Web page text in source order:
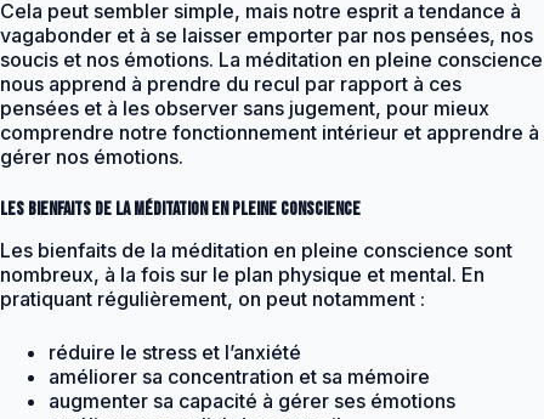
Cela peut sembler simple, mais notre esprit a tendance à
vagabonder et à se laisser emporter par nos pensées, nos
soucis et nos émotions. La méditation en pleine conscience
nous apprend à prendre du recul par rapport à ces
pensées et à les observer sans jugement, pour mieux
comprendre notre fonctionnement intérieur et apprendre à
gérer nos émotions.
Les bienfaits de la méditation en pleine conscience
Les bienfaits de la méditation en pleine conscience sont
nombreux, à la fois sur le plan physique et mental. En
pratiquant régulièrement, on peut notamment :
réduire le stress et l’anxiété
améliorer sa concentration et sa mémoire
augmenter sa capacité à gérer ses émotions